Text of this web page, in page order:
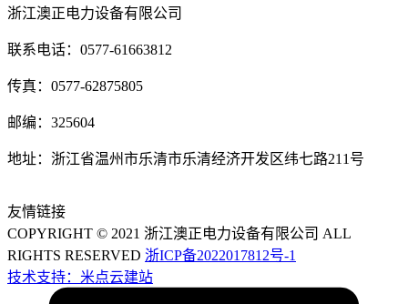
浙江澳正电力设备有限公司
联系电话：0577-61663812
传真：0577-62875805
邮编：325604
地址：浙江省温州市乐清市乐清经济开发区纬七路211号
友情链接
COPYRIGHT © 2021 浙江澳正电力设备有限公司 ALL
RIGHTS RESERVED 浙ICP备2022017812号-1
技术支持：米点云建站